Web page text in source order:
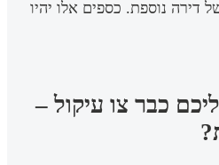
דירה נוספת. כספים אלו יהיו
כבר צו עיקול –